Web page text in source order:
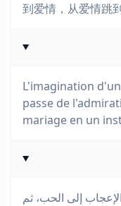
到爱情，从爱情跳
L'imagination
passe de
mariage en un
إلى الحب، ثم